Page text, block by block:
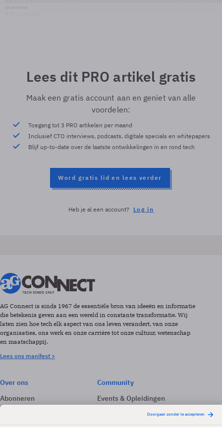
Lees dit PRO artikel gratis
Maak een gratis account aan en geniet van alle
voordelen:
Toegang tot 3 PRO artikelen per maand
Inclusief CTO interviews, podcasts, digitale specials en whitepapers
Blijf up-to-date over de laatste ontwikkelingen in en rond tech
Word gratis lid en lees verder
Heb je al een account? Log in
AG Connect is sinds 1967 de essentiële bron van ideeën en informatie
die betekenis geven aan een wereld in constante transformatie. Wij
laten zien hoe tech elk aspect van ons leven verandert, van onze
organisaties, ons werk en onze carrière tot onze cultuur, wetenschap
en maatschappij.
Lees ons manifest >
Over ons
Abonneren
Adverteren
Community
Events & Opleidingen